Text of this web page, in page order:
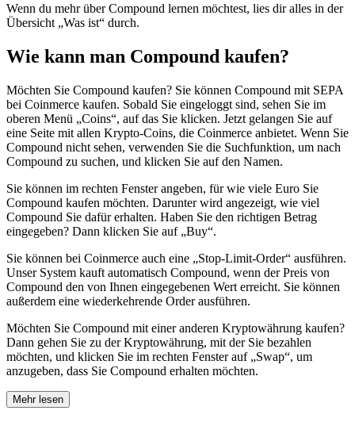
Wenn du mehr über Compound lernen möchtest, lies dir alles in der
Übersicht „Was ist“ durch.
Wie kann man Compound kaufen?
Möchten Sie Compound kaufen? Sie können Compound mit SEPA
bei Coinmerce kaufen. Sobald Sie eingeloggt sind, sehen Sie im
oberen Menü „Coins“, auf das Sie klicken. Jetzt gelangen Sie auf
eine Seite mit allen Krypto-Coins, die Coinmerce anbietet. Wenn Sie
Compound nicht sehen, verwenden Sie die Suchfunktion, um nach
Compound zu suchen, und klicken Sie auf den Namen.
Sie können im rechten Fenster angeben, für wie viele Euro Sie
Compound kaufen möchten. Darunter wird angezeigt, wie viel
Compound Sie dafür erhalten. Haben Sie den richtigen Betrag
eingegeben? Dann klicken Sie auf „Buy“.
Sie können bei Coinmerce auch eine „Stop-Limit-Order“ ausführen.
Unser System kauft automatisch Compound, wenn der Preis von
Compound den von Ihnen eingegebenen Wert erreicht. Sie können
außerdem eine wiederkehrende Order ausführen.
Möchten Sie Compound mit einer anderen Kryptowährung kaufen?
Dann gehen Sie zu der Kryptowährung, mit der Sie bezahlen
möchten, und klicken Sie im rechten Fenster auf „Swap“, um
anzugeben, dass Sie Compound erhalten möchten.
Mehr lesen